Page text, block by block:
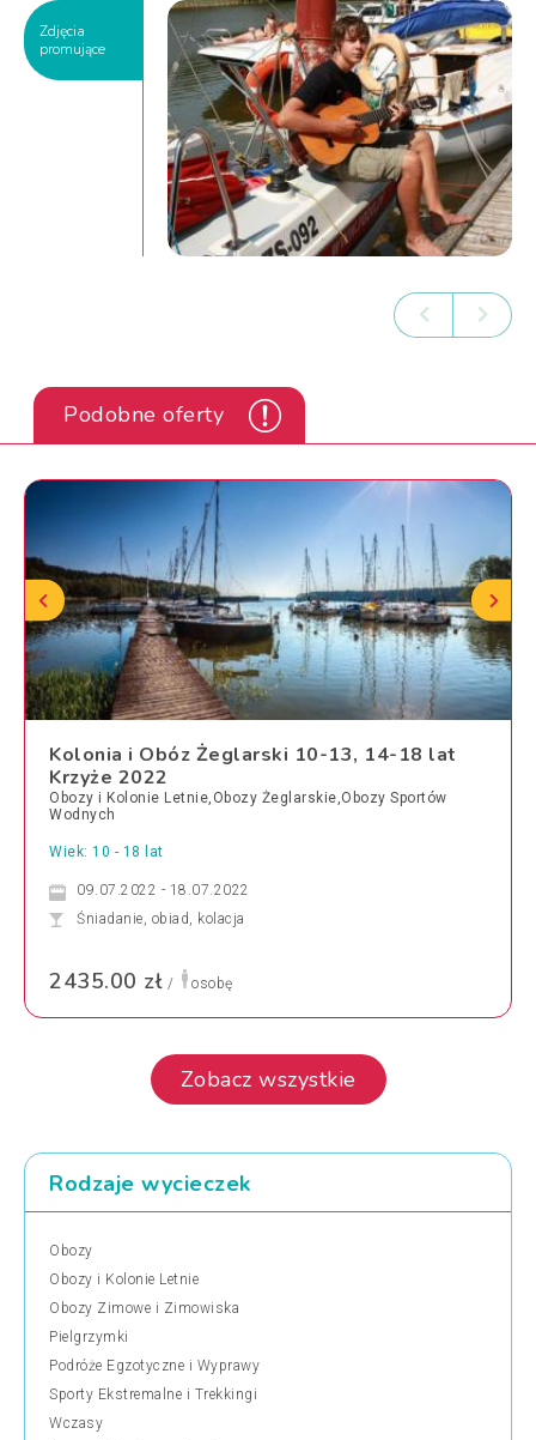
Zdjęcia
promujące
Podobne oferty
Kolonia i Obóz Żeglarski 10-13, 14-18 lat
Krzyże 2022
Obozy i Kolonie Letnie,Obozy Żeglarskie,Obozy Sportów
Wodnych
Wiek: 10 - 18 lat
09.07.2022 - 18.07.2022
Śniadanie, obiad, kolacja
2435.00 zł / osobę
Zobacz wszystkie
Rodzaje wycieczek
Obozy
Obozy i Kolonie Letnie
Obozy Zimowe i Zimowiska
Pielgrzymki
Podróże Egzotyczne i Wyprawy
Sporty Ekstremalne i Trekkingi
Wczasy